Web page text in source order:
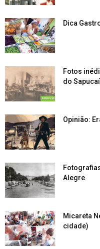
Dica
Fotos
do Sapucaí
Opinião:
Alegre
Micareta
cidade)